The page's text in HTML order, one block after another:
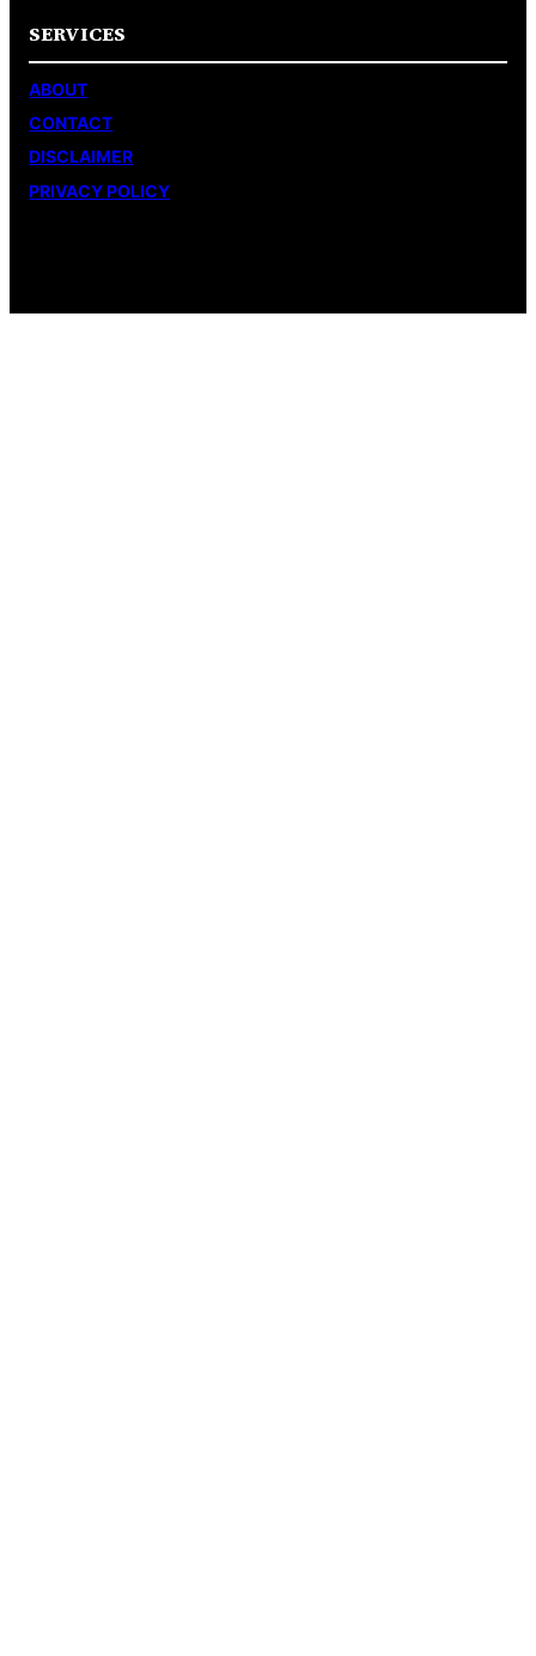
SERVICES
ABOUT
CONTACT
DISCLAIMER
PRIVACY POLICY